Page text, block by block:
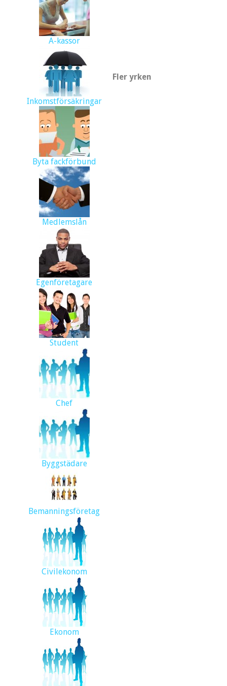
A-kassor
Inkomstförsäkringar
Byta fackförbund
Medlemslån
Fler yrken
Egenföretagare
Student
Chef
Byggstädare
Bemanningsföretag
Civilekonom
Ekonom